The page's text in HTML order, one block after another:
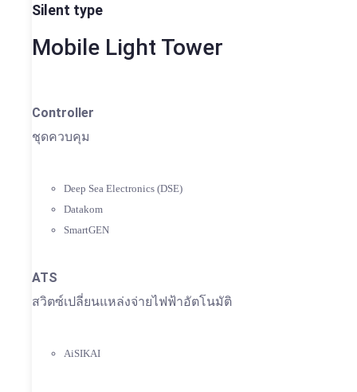
Silent type
Mobile Light Tower
Controller
ชุดควบคุม
Deep Sea Electronics (DSE)
Datakom
SmartGEN
ATS
สวิตซ์เปลี่ยนแหล่งจ่ายไฟฟ้าอัตโนมัติ
AiSIKAI